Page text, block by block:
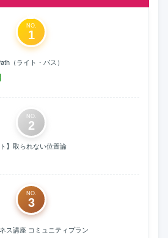
NO.
1
（ライト・パス）
NO.
2
ト】取られない位置論
NO.
3
ス講座 コミュニティプラン